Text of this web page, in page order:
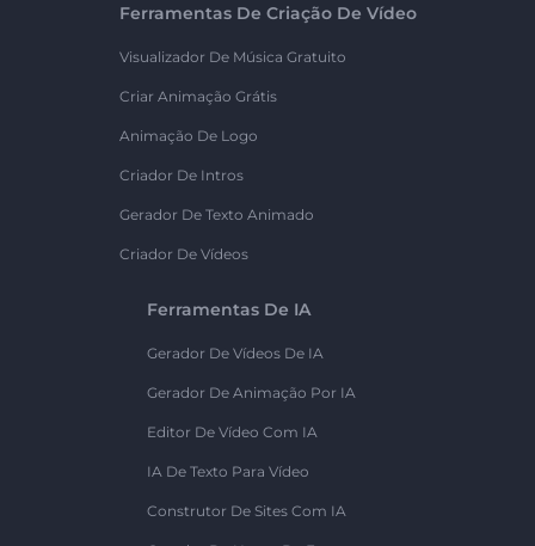
Ferramentas De Criação De Vídeo
Visualizador De Música Gratuito
Criar Animação Grátis
Animação De Logo
Criador De Intros
Gerador De Texto Animado
Criador De Vídeos
Ferramentas De IA
Gerador De Vídeos De IA
Gerador De Animação Por IA
Editor De Vídeo Com IA
IA De Texto Para Vídeo
Construtor De Sites Com IA